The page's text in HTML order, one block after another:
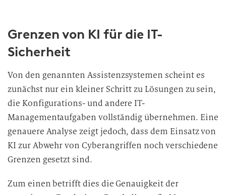
Grenzen von KI für die IT-
Sicherheit
Von den genannten Assistenzsystemen scheint es
zunächst nur ein kleiner Schritt zu Lösungen zu sein,
die Konfigurations- und andere IT-
Managementaufgaben vollständig übernehmen. Eine
genauere Analyse zeigt jedoch, dass dem Einsatz von
KI zur Abwehr von Cyberangriffen noch verschiedene
Grenzen gesetzt sind.
Zum einen betrifft dies die Genauigkeit der